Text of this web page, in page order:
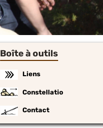
Boîte à outils
Liens
Constellatio
Contact